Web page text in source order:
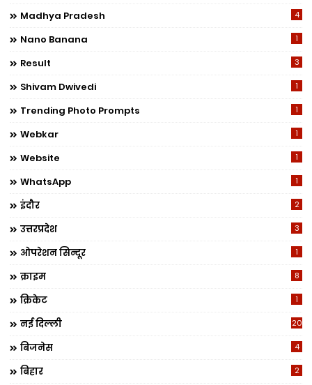
Madhya Pradesh 4
Nano Banana 1
Result 3
Shivam Dwivedi 1
Trending Photo Prompts 1
Webkar 1
Website 1
WhatsApp 1
इंदौर 2
उत्तरप्रदेश 3
ओपरेशन सिन्दूर 1
क्राइम 8
क्रिकेट 1
नई दिल्ली 20
बिजनेस 4
बिहार 2